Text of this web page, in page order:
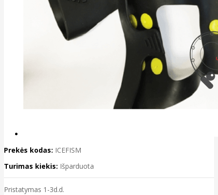
Prekės kodas: ICEFISM
Turimas kiekis: Išparduota
Pristatymas 1-3d.d.